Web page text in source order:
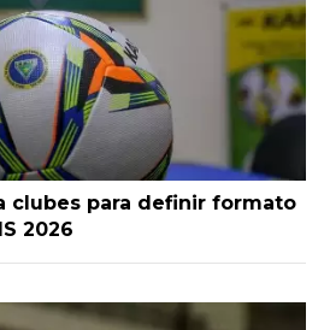
clubes para definir formato
2026